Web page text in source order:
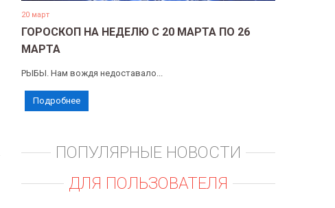
20 март
ГОРОСКОП НА НЕДЕЛЮ С 20 МАРТА ПО 26
МАРТА
РЫБЫ. Нам вождя недоставало...
Подробнее
ПОПУЛЯРНЫЕ НОВОСТИ
ДЛЯ ПОЛЬЗОВАТЕЛЯ